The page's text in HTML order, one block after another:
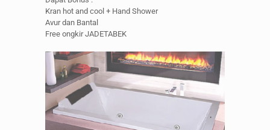
Kran hot and cool + Hand Shower
Avur dan Bantal
Free ongkir JADETABEK